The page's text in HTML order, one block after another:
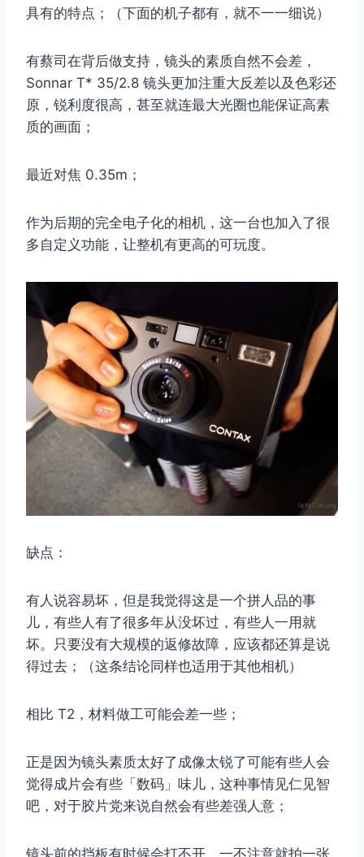
具有的特点；（下面的机子都有，就不一一细说）
有蔡司在背后做支持，镜头的素质自然不会差，
Sonnar T* 35/2.8 镜头更加注重大反差以及色彩还
原，锐利度很高，甚至就连最大光圈也能保证高素
质的画面；
最近对焦 0.35m；
作为后期的完全电子化的相机，这一台也加入了很
多自定义功能，让整机有更高的可玩度。
缺点：
有人说容易坏，但是我觉得这是一个拼人品的事
儿，有些人有了很多年从没坏过，有些人一用就
坏。只要没有大规模的返修故障，应该都还算是说
得过去；（这条结论同样也适用于其他相机）
相比 T2，材料做工可能会差一些；
正是因为镜头素质太好了成像太锐了可能有些人会
觉得成片会有些「数码」味儿，这种事情见仁见智
吧，对于胶片党来说自然会有些差强人意；
镜头前的挡板有时候会打不开，一不注意就拍一张